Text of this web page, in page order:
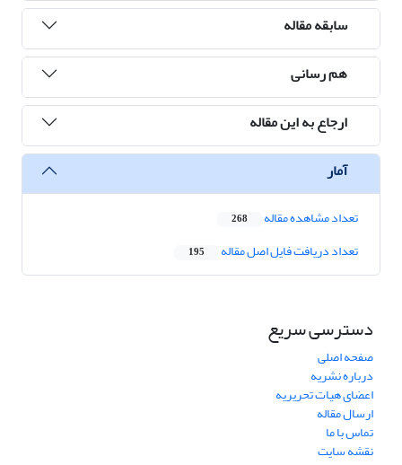
سابقه مقاله
هم رسانی
ارجاع به این مقاله
آمار
تعداد مشاهده مقاله 268
تعداد دریافت فایل اصل مقاله 195
دسترسی سریع
صفحه اصلی
درباره نشریه
اعضای هیات تحریریه
ارسال مقاله
تماس با ما
نقشه سایت